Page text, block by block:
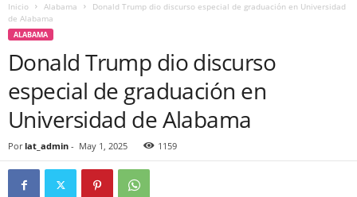
Inicio Alabama
Donald Trump dio discurso especial de graduación en Universidad
de Alabama
ALABAMA
Donald Trump dio discurso
especial de graduación en
Universidad de Alabama
Por lat_admin - May 1, 2025 1159